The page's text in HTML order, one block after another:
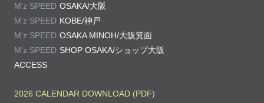
M'z SPEED OSAKA/大阪
M'z SPEED KOBE/神戸
M'z SPEED OSAKA MINOH/大阪箕面
M'z SPEED SHOP OSAKA/ショップ大阪
ACCESS
2026 CALENDAR DOWNLOAD (PDF)